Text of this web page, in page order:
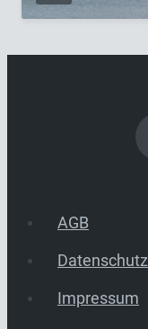
AGB
Datenschutz
Impressum